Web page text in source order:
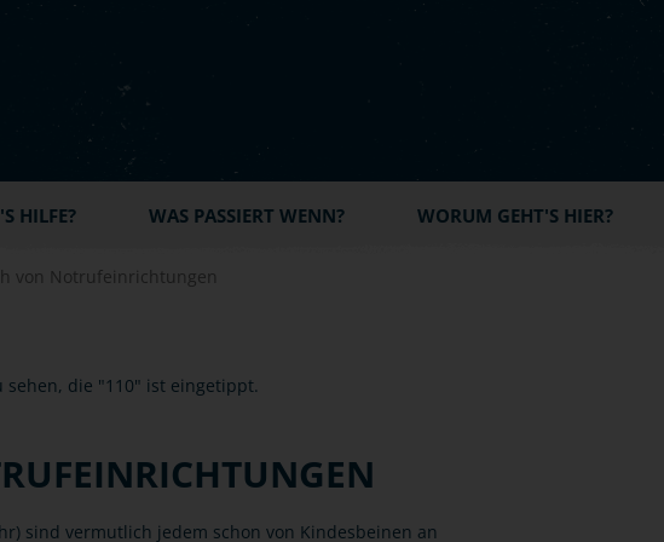
HILFE? WAS PASSIERT WENN? WORUM GEHT'S HIER?
von Notrufeinrichtungen
sind vermutlich jedem schon von Kindesbeinen an